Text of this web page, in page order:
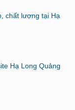
chất lượng tại Hạ
Hạ Long Quảng